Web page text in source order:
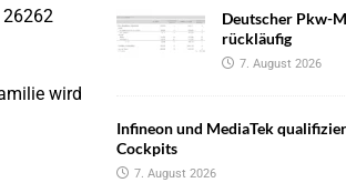
wird
Deutscher Pkw-
rückläufig
7. August 2026
Infineon und MediaTek
Cockpits
7. August 2026